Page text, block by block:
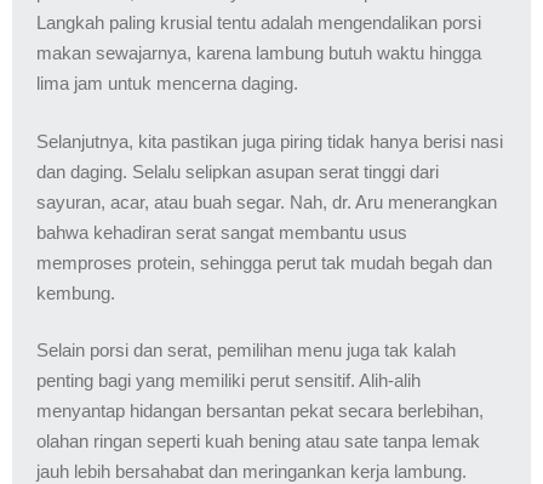
Langkah paling krusial tentu adalah mengendalikan porsi
makan sewajarnya, karena lambung butuh waktu hingga
lima jam untuk mencerna daging.
Selanjutnya, kita pastikan juga piring tidak hanya berisi nasi
dan daging. Selalu selipkan asupan serat tinggi dari
sayuran, acar, atau buah segar. Nah, dr. Aru menerangkan
bahwa kehadiran serat sangat membantu usus
memproses protein, sehingga perut tak mudah begah dan
kembung.
Selain porsi dan serat, pemilihan menu juga tak kalah
penting bagi yang memiliki perut sensitif. Alih-alih
menyantap hidangan bersantan pekat secara berlebihan,
olahan ringan seperti kuah bening atau sate tanpa lemak
jauh lebih bersahabat dan meringankan kerja lambung.